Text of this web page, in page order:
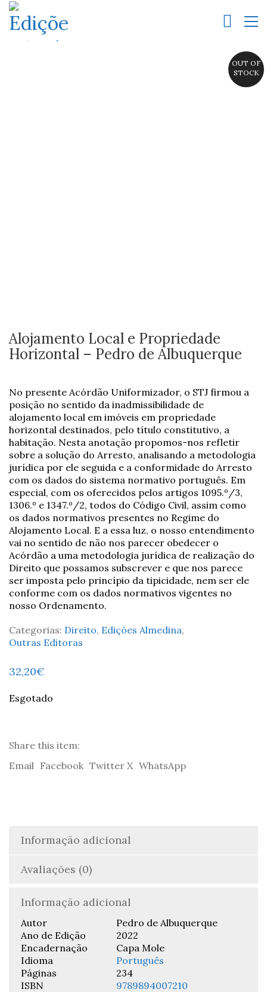
OUT OF
STOCK
Alojamento Local e Propriedade
Horizontal – Pedro de Albuquerque
No presente Acórdão Uniformizador, o STJ firmou a
posição no sentido da inadmissibilidade de
alojamento local em imóveis em propriedade
horizontal destinados, pelo título constitutivo, a
habitação. Nesta anotação propomos-nos refletir
sobre a solução do Arresto, analisando a metodologia
jurídica por ele seguida e a conformidade do Arresto
com os dados do sistema normativo português. Em
especial, com os oferecidos pelos artigos 1095.º/3,
1306.º e 1347.º/2, todos do Código Civil, assim como
os dados normativos presentes no Regime do
Alojamento Local. E a essa luz, o nosso entendimento
vai no sentido de não nos parecer obedecer o
Acórdão a uma metodologia jurídica de realização do
Direito que possamos subscrever e que nos parece
ser imposta pelo princípio da tipicidade, nem ser ele
conforme com os dados normativos vigentes no
nosso Ordenamento.
Categorias: Direito, Edições Almedina,
Outras Editoras
32,20€
Esgotado
Share this item:
Email Facebook Twitter X WhatsApp
Informação adicional
Avaliações (0)
Informação adicional
Autor
Pedro de Albuquerque
Ano de Edição
2022
Encadernação
Capa Mole
Idioma
Português
Páginas
234
ISBN
9789894007210